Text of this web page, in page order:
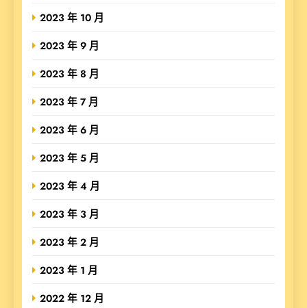
2023 年 10 月
2023 年 9 月
2023 年 8 月
2023 年 7 月
2023 年 6 月
2023 年 5 月
2023 年 4 月
2023 年 3 月
2023 年 2 月
2023 年 1 月
2022 年 12 月